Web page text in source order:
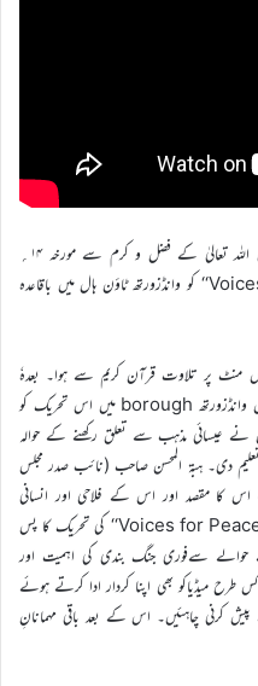
خدام الاحمدیہ بیت النور ریجن، برطانیہ کو محض اللہ تعالیٰ کے فضل و کرم سے مورخہ ۱۴؍
دسمبر ۲۰۲۳ء کو جماعتی تحریک ’’Voices For Peace‘‘ کو وانڈزورتھ ٹاؤن ہال میں باقاعدہ
منٹ پر تلاوت قرآن کریم سے ہوا۔ بعدہٗ
وانڈزورتھ کی میئر صاحبہ نے اپنی استقبالیہ تقریر میں وانڈزورتھ borough میں اس تحریک کو
نے عیسائی مذہب سے تعلق رکھنے کے حوالہ
دی۔ ہبۃ المحسن صاحب (نائب صدر مجلس
، اس کا مقصد اور اس کے فلاحی اور انسانی
خدمت پر مبنی کاموں کے متعلق بتایا۔ آپ نے ’’Voices for Peace‘‘ کی تحریک کا پس
حوالے سےفوری جنگ بندی کی اہمیت اور
میڈیاکو بھی اپنا کردار ادا کرتے ہوئے
کرنی چاہئیں۔ اس کے بعد باقی مہمانانِ